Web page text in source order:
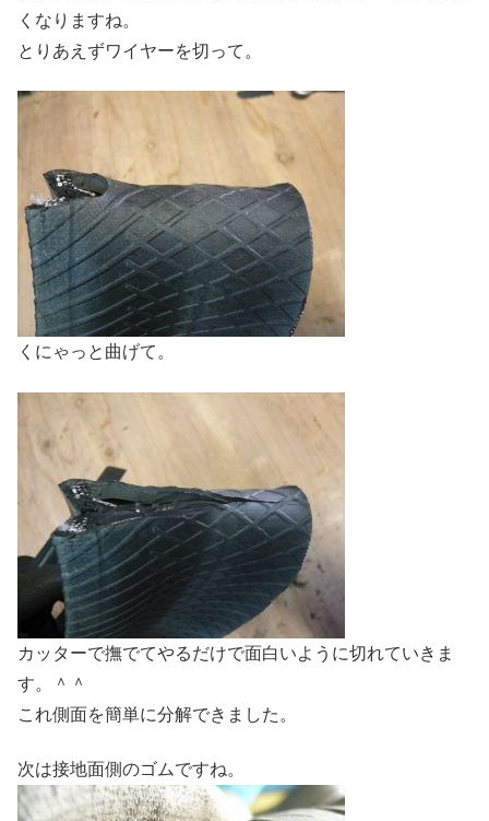
くなりますね。
とりあえずワイヤーを切って。
くにゃっと曲げて。
カッターで撫でてやるだけで面白いように切れていきま
す。＾＾
これ側面を簡単に分解できました。
次は接地面側のゴムですね。